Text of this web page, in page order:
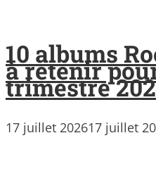
10 albums
à retenir
trimestre
17 juillet 202617 juillet